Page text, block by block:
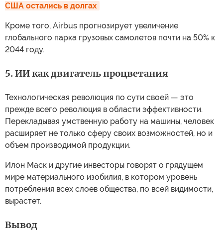
США остались в долгах
Кроме того, Airbus прогнозирует увеличение
глобального парка грузовых самолетов почти на 50% к
2044 году.
5. ИИ как двигатель процветания
Технологическая революция по сути своей — это
прежде всего революция в области эффективности.
Перекладывая умственную работу на машины, человек
расширяет не только сферу своих возможностей, но и
объем производимой продукции.
Илон Маск и другие инвесторы говорят о грядущем
мире материального изобилия, в котором уровень
потребления всех слоев общества, по всей видимости,
вырастет.
Вывод